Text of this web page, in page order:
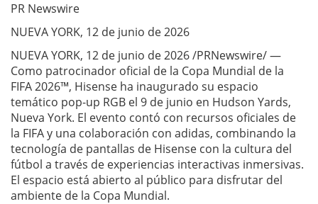
PR Newswire
NUEVA YORK, 12 de junio de 2026
NUEVA YORK, 12 de junio de 2026 /PRNewswire/ —
Como patrocinador oficial de la Copa Mundial de la
FIFA 2026™, Hisense ha inaugurado su espacio
temático pop-up RGB el 9 de junio en Hudson Yards,
Nueva York. El evento contó con recursos oficiales de
la FIFA y una colaboración con adidas, combinando la
tecnología de pantallas de Hisense con la cultura del
fútbol a través de experiencias interactivas inmersivas.
El espacio está abierto al público para disfrutar del
ambiente de la Copa Mundial.